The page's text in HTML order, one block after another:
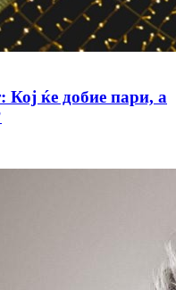
Кој ќе добие пари, а